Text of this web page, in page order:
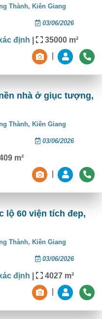
Thành,Kiên Giang
03/06/2026
định | 35000 m²
nhà ở giục tượng,
Thành,Kiên Giang
03/06/2026
m²
lộ 60 viện tích đep,
Thành,Kiên Giang
03/06/2026
định | 4027 m²